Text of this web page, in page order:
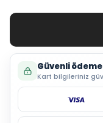
Güvenli
Kart bilgileriniz